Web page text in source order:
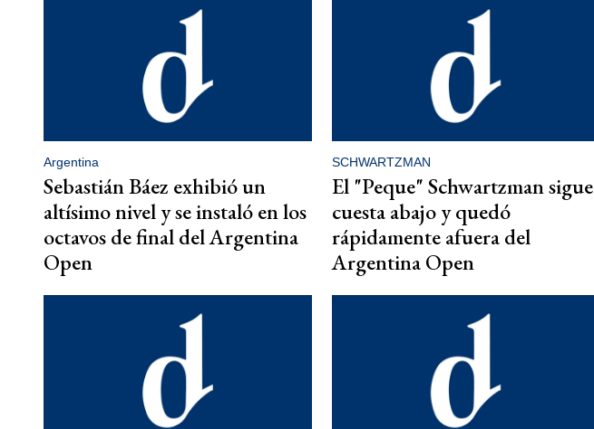
Argentina
Sebastián Báez exhibió un
altísimo nivel y se instaló en los
octavos de final del Argentina
Open
SCHWARTZMAN
El "Peque" Schwartzman sigue
cuesta abajo y quedó
rápidamente afuera del
Argentina Open